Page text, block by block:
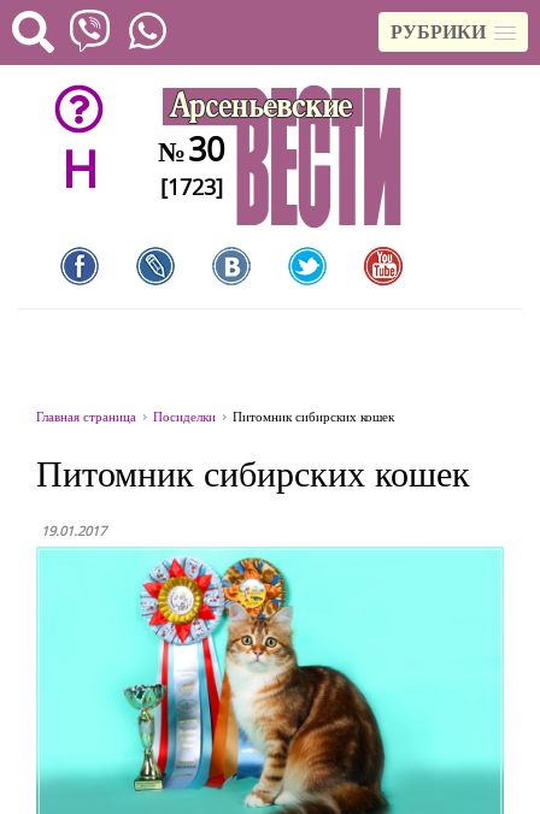
РУБРИКИ
H №30
[1723]
Главная страница Посиделки Питомник сибирских кошек
Питомник сибирских кошек
19.01.2017